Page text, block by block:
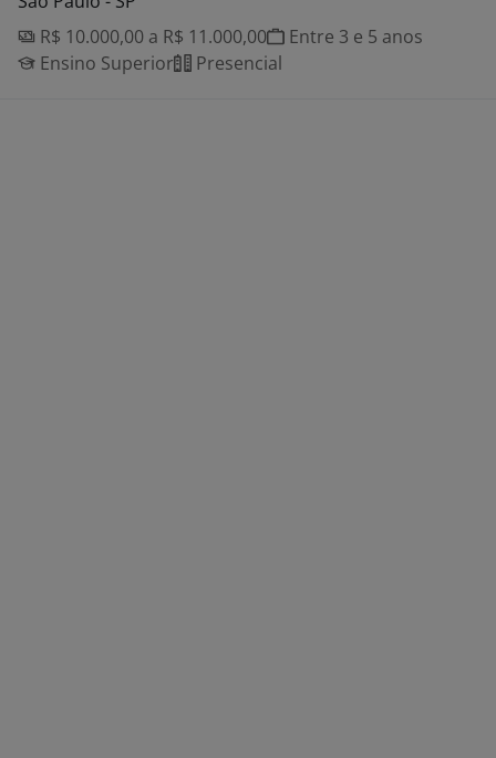
R$ 10.000,00 a R$ 11.000,00
Entre 3 e 5 anos
Ensino Superior
Presencial